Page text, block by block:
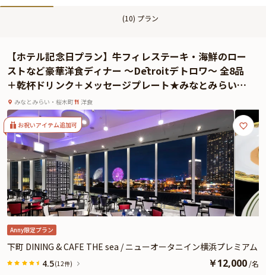
(10) プラン
【ホテル記念日プラン】牛フィレステーキ・海鮮のロー
ストなど豪華洋食ディナー ～Dētroitデトロワ～ 全8品
＋乾杯ドリンク＋メッセージプレート★みなとみらいの
夜景を堪能★
みなとみらい・桜木町 洋食
お祝いアイテム追加可
Anny限定プラン
下町 DINING & CAFE THE sea / ニューオータニイン横浜プレミアム
4.5(12件) ￥12,000 /名